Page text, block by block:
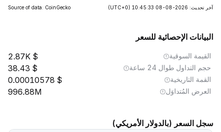
آخر تحديث: 2026-08-08 10:45:33 (UTC+0)
Source of data: CoinGecko
البيانات الإحصائية للسعر
القيمة السوقية 2.87K
حجم التداول طوال 24 ساعة 38.43
القمة التاريخية 0.00010578
العرض المُتداوَل 996.88M
سجل السعر (بالدولار الأمريكي)